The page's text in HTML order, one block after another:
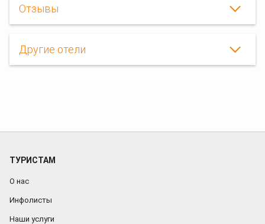
Отзывы
Другие отели
ТУРИСТАМ
О нас
Инфолисты
Наши услуги